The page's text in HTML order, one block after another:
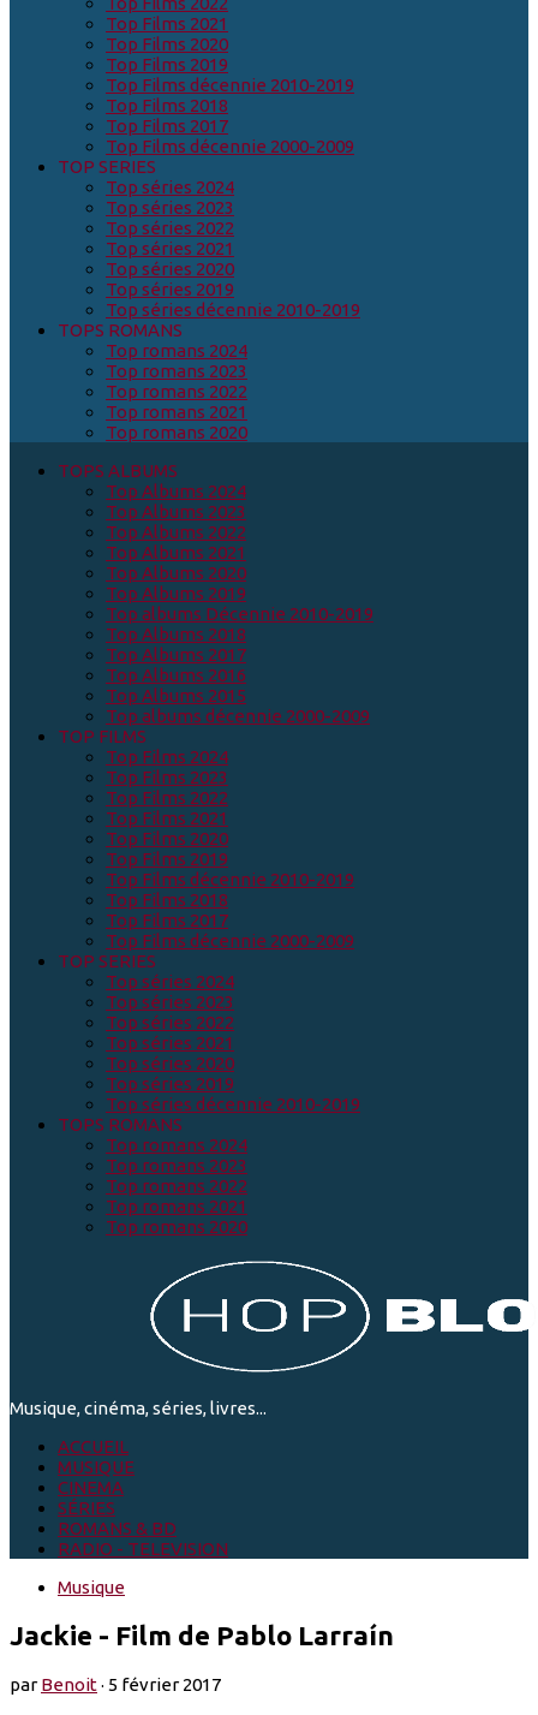
Top Films 2021
Top Films 2020
Top Films 2019
Top Films décennie 2010-2019
Top Films 2018
Top Films 2017
Top Films décennie 2000-2009
TOP SERIES
Top séries 2024
Top séries 2023
Top séries 2022
Top séries 2021
Top séries 2020
Top séries 2019
Top séries décennie 2010-2019
TOPS ROMANS
Top romans 2024
Top romans 2023
Top romans 2022
Top romans 2021
Top romans 2020
TOPS ALBUMS
Top Albums 2024
Top Albums 2023
Top Albums 2022
Top Albums 2021
Top Albums 2020
Top Albums 2019
Top albums Décennie 2010-2019
Top Albums 2018
Top Albums 2017
Top Albums 2016
Top Albums 2015
Top albums décennie 2000-2009
TOP FILMS
Top Films 2024
Top Films 2023
Top Films 2022
Top Films 2021
Top Films 2020
Top Films 2019
Top Films décennie 2010-2019
Top Films 2018
Top Films 2017
Top Films décennie 2000-2009
TOP SERIES
Top séries 2024
Top séries 2023
Top séries 2022
Top séries 2021
Top séries 2020
Top séries 2019
Top séries décennie 2010-2019
TOPS ROMANS
Top romans 2024
Top romans 2023
Top romans 2022
Top romans 2021
Top romans 2020
Musique, cinéma, séries, livres...
ACCUEIL
MUSIQUE
CINEMA
SÉRIES
ROMANS & BD
RADIO - TELEVISION
Musique
Jackie - Film de Pablo Larraín
parBenoit· 5 février 2017